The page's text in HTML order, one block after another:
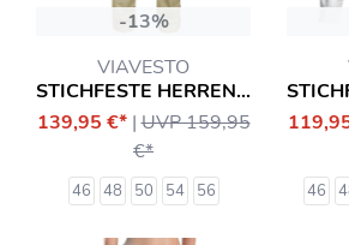
-13%
VIAVESTO
STICHFESTE HERRENHOSE INFANTE
139,95 €* |UVP 159,95
€*
46 48 50 54 56 46